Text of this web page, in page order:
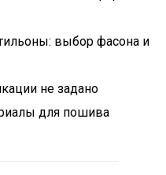
выбор фасона и
для пошива